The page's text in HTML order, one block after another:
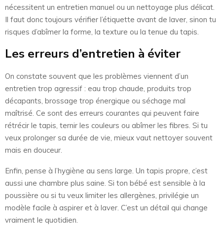
nécessitent un entretien manuel ou un nettoyage plus délicat.
Il faut donc toujours vérifier l’étiquette avant de laver, sinon tu
risques d’abîmer la forme, la texture ou la tenue du tapis.
Les erreurs d’entretien à éviter
On constate souvent que les problèmes viennent d’un
entretien trop agressif : eau trop chaude, produits trop
décapants, brossage trop énergique ou séchage mal
maîtrisé. Ce sont des erreurs courantes qui peuvent faire
rétrécir le tapis, ternir les couleurs ou abîmer les fibres. Si tu
veux prolonger sa durée de vie, mieux vaut nettoyer souvent
mais en douceur.
Enfin, pense à l’hygiène au sens large. Un tapis propre, c’est
aussi une chambre plus saine. Si ton bébé est sensible à la
poussière ou si tu veux limiter les allergènes, privilégie un
modèle facile à aspirer et à laver. C’est un détail qui change
vraiment le quotidien.